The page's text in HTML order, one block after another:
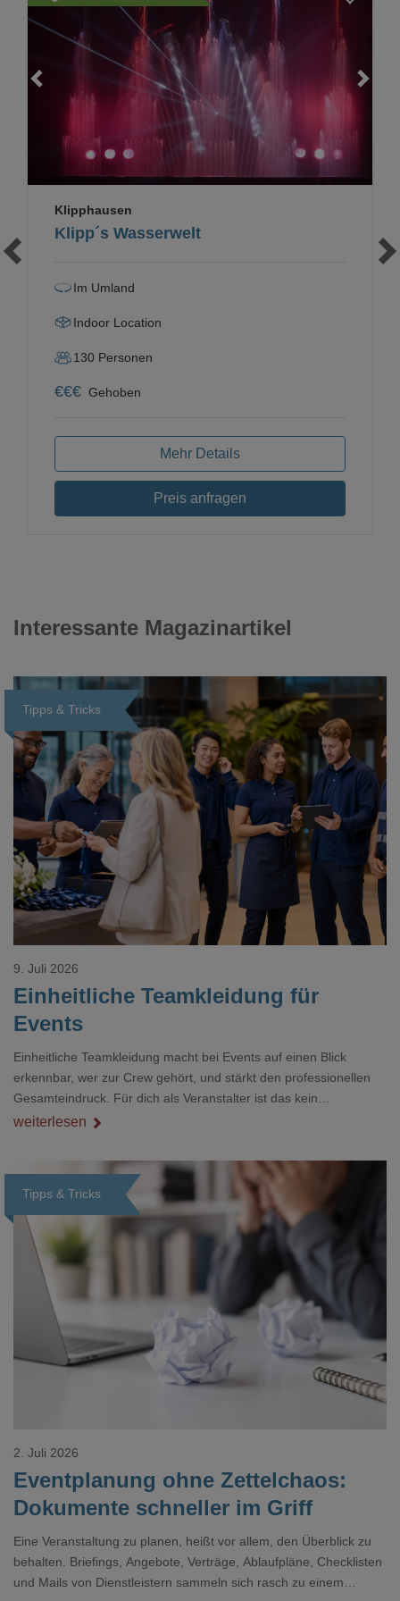
Klipp´s Wasserwelt
Klipphausen
Im Umland
Indoor Location
130 Personen
€€€ Gehoben
Mehr Details
Preis anfragen
Interessante Magazinartikel
Tipps & Tricks
Loading...
Einheitliche Teamkleidung für
Events
9. Juli 2026
Einheitliche Teamkleidung macht bei Events auf einen Blick
erkennbar, wer zur Crew gehört, und stärkt den professionellen
Gesamteindruck. Für dich als Veranstalter ist das kein
Nebenthema: Bei Textilien mit Stickerei oder mehreren
weiterlesen
Tipps & Tricks
Eventplanung ohne Zettelchaos:
Dokumente schneller im Griff
2. Juli 2026
Eine Veranstaltung zu planen, heißt vor allem, den Überblick zu
behalten. Briefings, Angebote, Verträge, Ablaufpläne, Checklisten
und Mails von Dienstleistern sammeln sich rasch zu einem